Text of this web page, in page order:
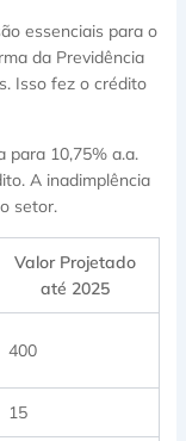
essenciais para o
da Previdência
Isso fez o crédito
para 10,75% a.a.
A inadimplência
setor.
Valor Projetado
até 2025
400
15